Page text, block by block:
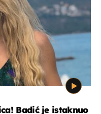
Badić je istaknuo